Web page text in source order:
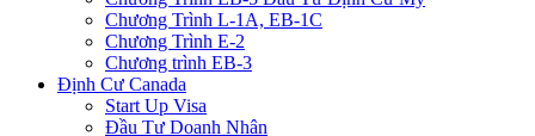
Chương Trình L-1A, EB-1C
Chương Trình E-2
Chương trình EB-3
Định Cư Canada
Start Up Visa
Đầu Tư Doanh Nhân